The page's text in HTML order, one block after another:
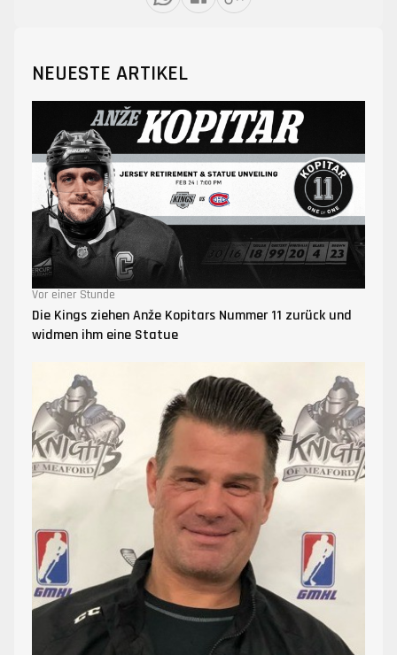
NEUESTE ARTIKEL
Vor einer Stunde
Die Kings ziehen Anže Kopitars Nummer 11 zurück und
widmen ihm eine Statue